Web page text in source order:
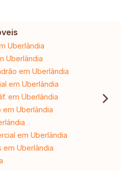
Uberlândia
Uberlândia
em Uberlândia
em Uberlândia
em Uberlândia
Uberlândia
em Uberlândia
em Uberlândia